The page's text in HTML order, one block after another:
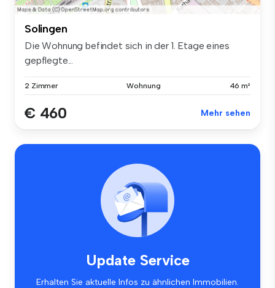
Solingen
Die Wohnung befindet sich in der 1. Etage eines
gepflegte...
2 Zimmer Wohnung 46 m²
€ 460 Mehr sehen
Update Service
Erhalten Sie aktuelle Infos zu ähnlichen Immobilien.